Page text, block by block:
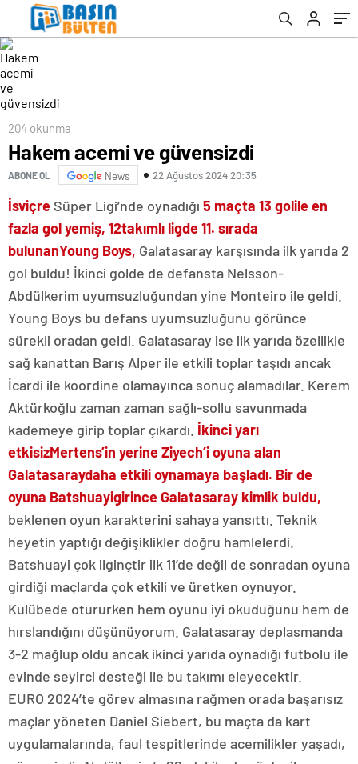
204 okunma
Hakem acemi ve güvensizdi
ABONE OL News 22 Ağustos 2024 20:35
İsviçre Süper Ligi’nde oynadığı 5 maçta 13 golile en
fazla gol yemiş, 12takımlı ligde 11. sırada
bulunanYoung Boys, Galatasaray karşısında ilk yarıda 2
gol buldu! İkinci golde de defansta Nelsson-
Abdülkerim uyumsuzluğundan yine Monteiro ile geldi.
Young Boys bu defans uyumsuzluğunu görünce
sürekli oradan geldi. Galatasaray ise ilk yarıda özellikle
sağ kanattan Barış Alper ile etkili toplar taşıdı ancak
İcardi ile koordine olamayınca sonuç alamadılar. Kerem
Aktürkoğlu zaman zaman sağlı-sollu savunmada
kademeye girip toplar çıkardı. İkinci yarı
etkisizMertens’in yerine Ziyech’i oyuna alan
Galatasaraydaha etkili oynamaya başladı. Bir de
oyuna Batshuayigirince Galatasaray kimlik buldu,
beklenen oyun karakterini sahaya yansıttı. Teknik
heyetin yaptığı değişiklikler doğru hamlelerdi.
Batshuayi çok ilginçtir ilk 11’de değil de sonradan oyuna
girdiği maçlarda çok etkili ve üretken oynuyor.
Kulübede otururken hem oyunu iyi okuduğunu hem de
hırslandığını düşünüyorum. Galatasaray deplasmanda
3-2 mağlup oldu ancak ikinci yarıda oynadığı futbolu ile
evinde seyirci desteği ile bu takımı eleyecektir.
EURO 2024’te görev almasına rağmen orada başarısız
maçlar yöneten Daniel Siebert, bu maçta da kart
uygulamalarında, faul tespitlerinde acemilikler yaşadı,